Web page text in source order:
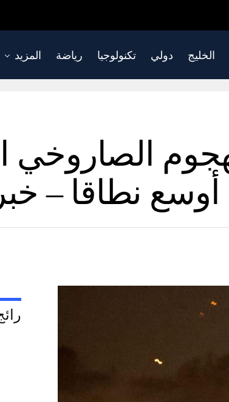
الخليج دولي تكنولوجيا رياضة المزيد
الصاروخي
نطاقا – خبر